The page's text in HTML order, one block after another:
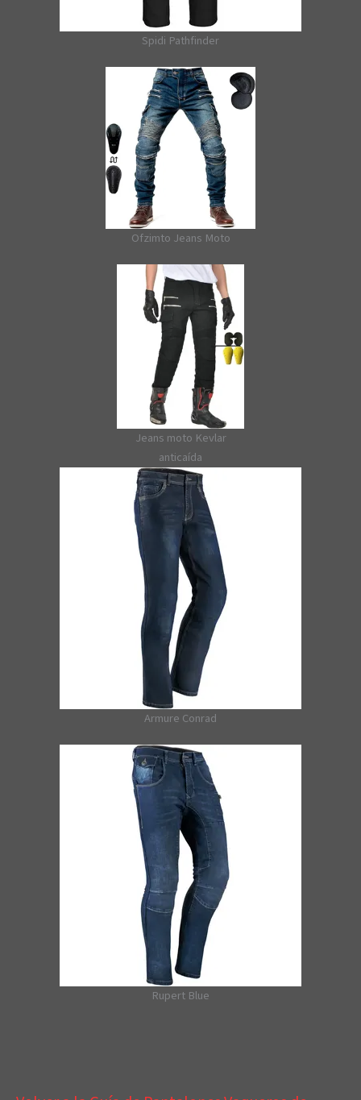
Spidi Pathfinder
Ofzimto Jeans Moto
Jeans moto Kevlar
anticaída
Armure Conrad
Rupert Blue